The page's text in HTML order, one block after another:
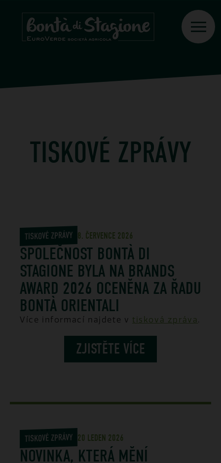
TISKOVÉ ZPRÁVY
TISKOVÉ ZPRÁVY 8. ČERVENCE 2026
SPOLEČNOST BONTÀ DI
STAGIONE BYLA NA BRANDS
AWARD 2026 OCENĚNA ZA ŘADU
BONTÀ ORIENTALI
Více informací najdete v tisková zpráva .
ZJISTĚTE VÍCE
TISKOVÉ ZPRÁVY 20 LEDEN 2026
NOVINKA, KTERÁ MĚNÍ